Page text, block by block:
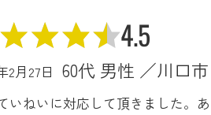
4.5
2月27日 60代 男性 ／川口市
いねいに対応して頂きました。